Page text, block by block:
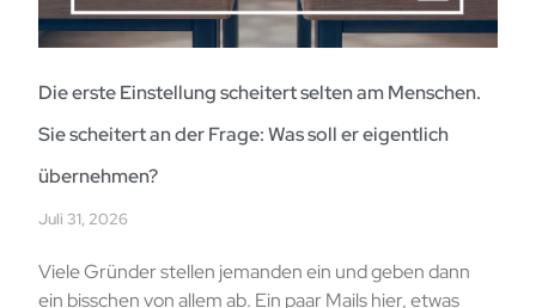
Die erste Einstellung scheitert selten am Menschen.
Sie scheitert an der Frage: Was soll er eigentlich
übernehmen?
Juli 31, 2026
Viele Gründer stellen jemanden ein und geben dann
ein bisschen von allem ab. Ein paar Mails hier, etwas